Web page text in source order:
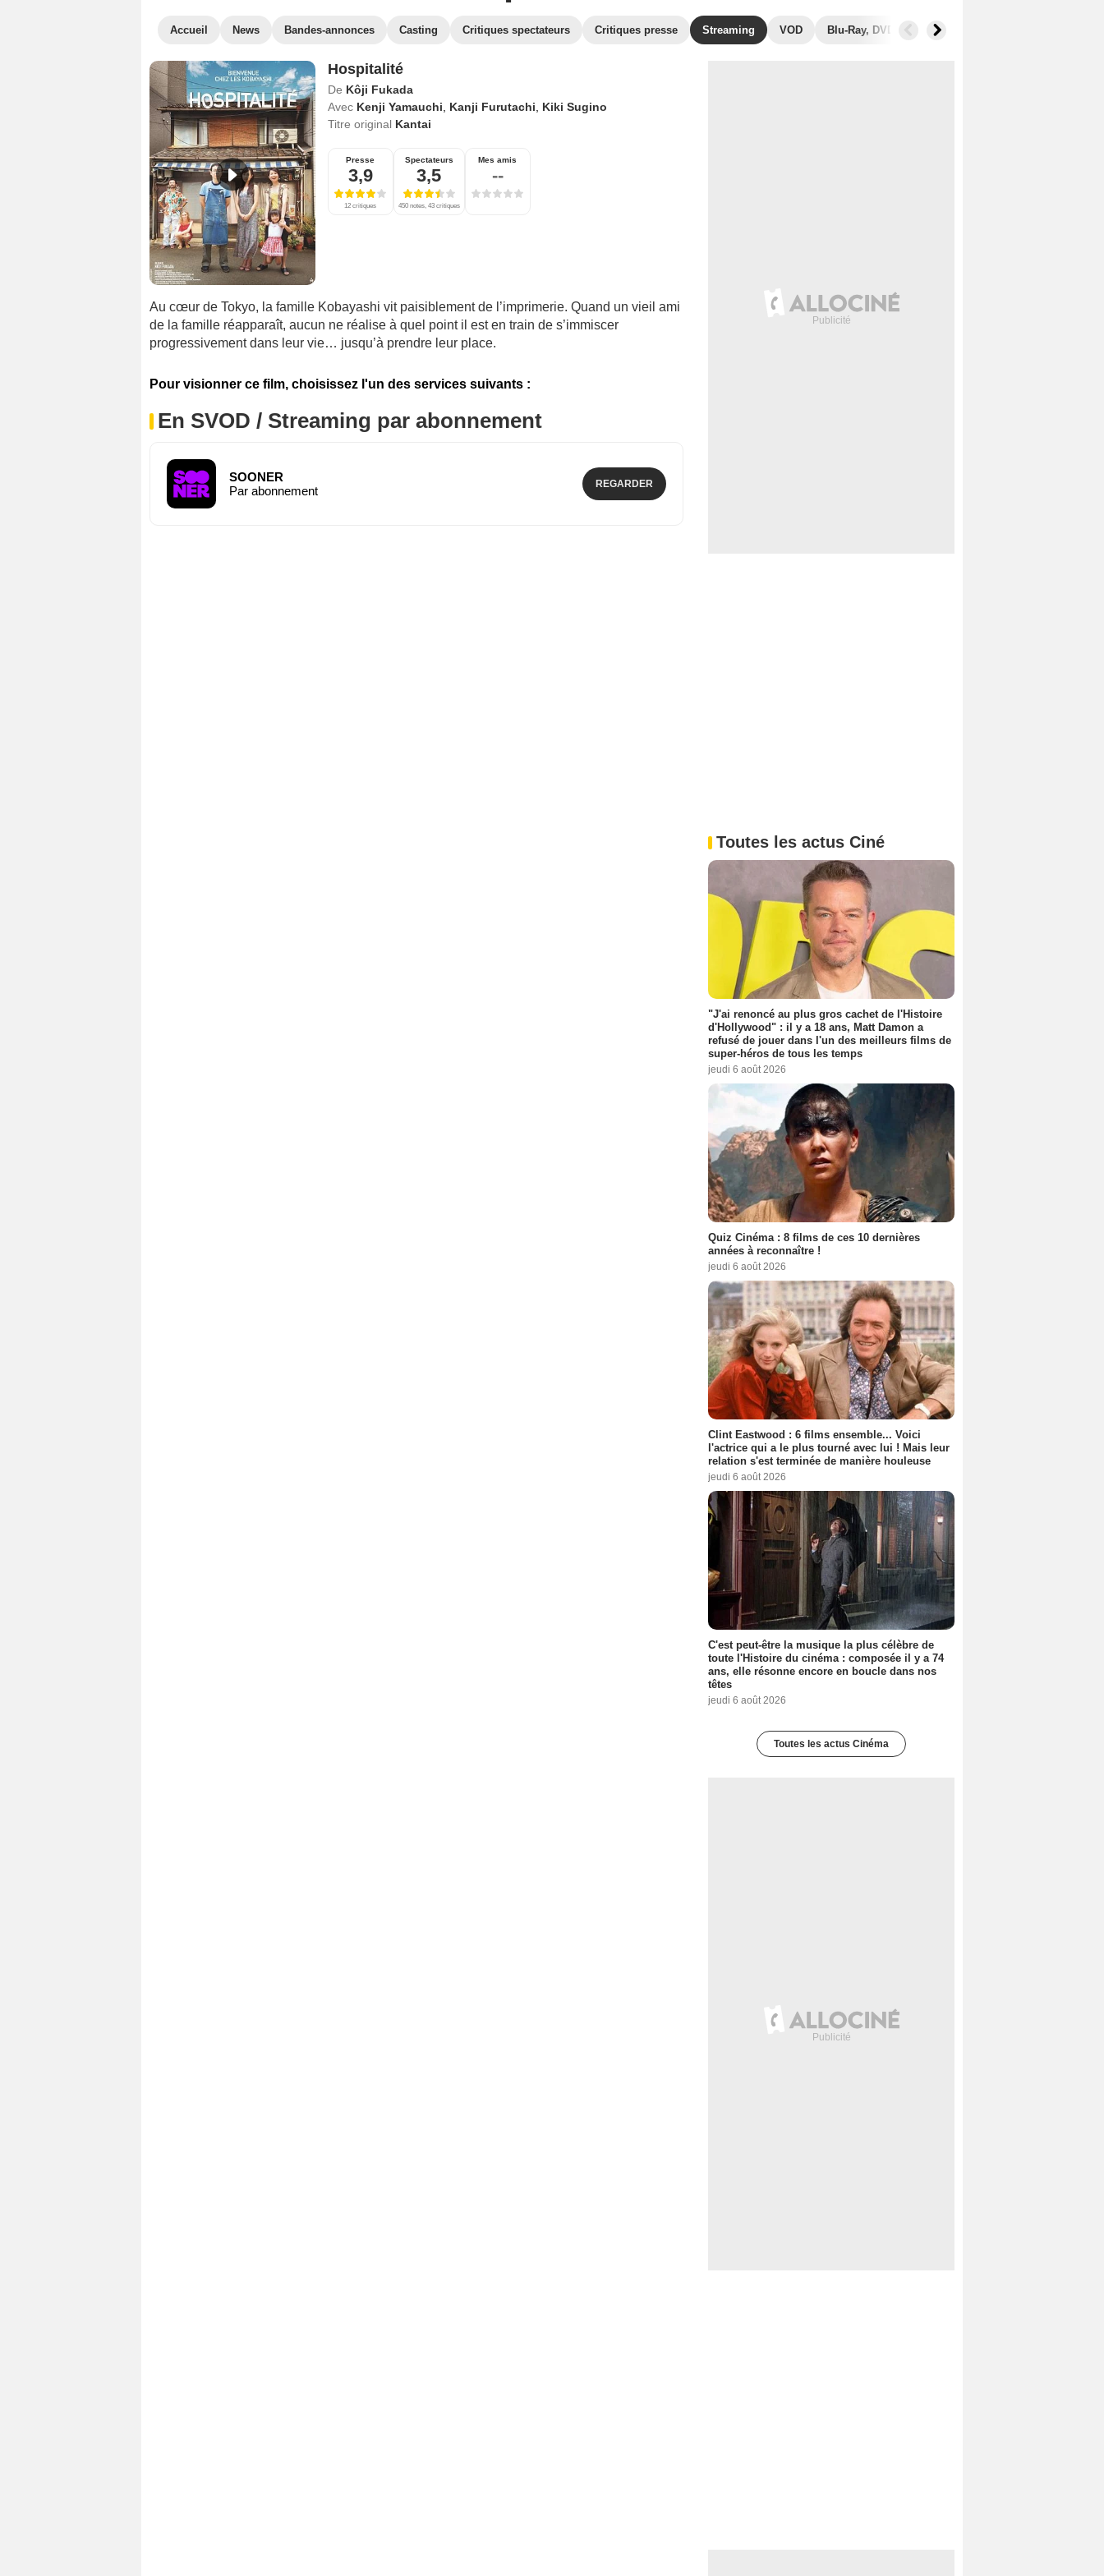
Accueil News Bandes-annonces Casting Critiques spectateurs Critiques presse Streaming VOD Blu-Ray, DVD Photos
Hospitalité
De Kôji Fukada
Avec Kenji Yamauchi Kanji Furutachi
Kiki Sugino
Titre original Kantai
Presse
3,9
12 critiques
Spectateurs
3,5
450 notes, 43 critiques
Mes amis
--
Au cœur de Tokyo, la famille Kobayashi vit paisiblement de l’imprimerie. Quand un vieil ami
de la famille réapparaît, aucun ne réalise à quel point il est en train de s’immiscer
progressivement dans leur vie… jusqu’à prendre leur place.
Pour visionner ce film, choisissez l'un des services suivants :
En SVOD / Streaming par abonnement
SOONER
Par abonnement
REGARDER
Toutes les actus Ciné
"J'ai renoncé au plus gros cachet de l'Histoire
d'Hollywood" : il y a 18 ans, Matt Damon a
refusé de jouer dans l'un des meilleurs films de
super-héros de tous les temps
jeudi 6 août 2026
Quiz Cinéma : 8 films de ces 10 dernières
années à reconnaître !
jeudi 6 août 2026
Clint Eastwood : 6 films ensemble... Voici
l'actrice qui a le plus tourné avec lui ! Mais leur
relation s'est terminée de manière houleuse
jeudi 6 août 2026
C'est peut-être la musique la plus célèbre de
toute l'Histoire du cinéma : composée il y a 74
ans, elle résonne encore en boucle dans nos
têtes
jeudi 6 août 2026
Toutes les actus Cinéma